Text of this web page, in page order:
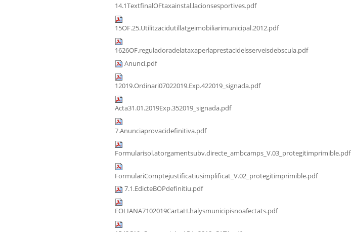
14.1TextfinalOFtaxainstal.lacionsesportives.pdf
15OF.25.Utilitzacidutillatgeimobiliarimunicipal.2012.pdf
1626OF.reguladoradelataxaperlaprestacidelsserveisdebscula.pdf
Anunci.pdf
12019.Ordinari07022019.Exp.422019_signada.pdf
Acta31.01.2019Exp.352019_signada.pdf
7.Anunciaprovacidefinitiva.pdf
Formularisol.atorgamentsubv.directe_ambcamps_V.03_protegitimprimible.pdf
FormulariComptejustificatiusimplificat_V.02_protegitimprimible.pdf
7.1.EdicteBOPdefinitiu.pdf
EOLIANA7102019CartaH.halysmunicipisnoafectats.pdf